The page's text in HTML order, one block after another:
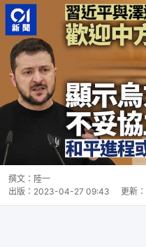
撰文： 陸一
出版： 2023-04-27 09:43 更新：